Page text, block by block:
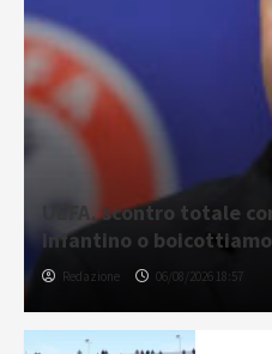
UEFA, scontro totale
Infantino o
Redazione 06/08/2026 18:57